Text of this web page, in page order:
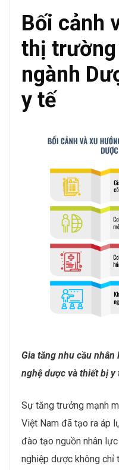
Bối cảnh
thị
ngành
y tế
Gia tăng nhu cầu
nghệ dược và thiết bị y
Sự tăng trưởng mạnh
Việt Nam đã tạo ra áp
đào tạo nguồn nhân
nghiệp dược không